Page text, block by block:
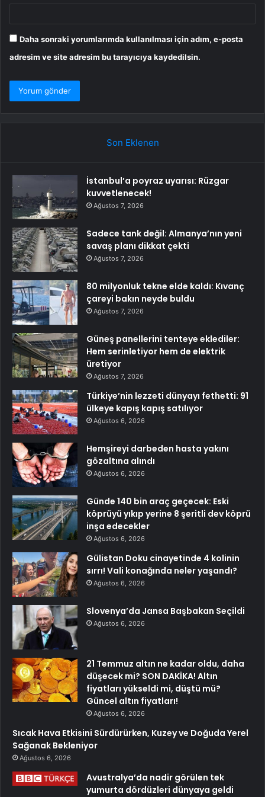
Daha sonraki yorumlarımda kullanılması için adım, e-posta
adresim ve site adresim bu tarayıcıya kaydedilsin.
Son Eklenen
İstanbul’a poyraz uyarısı: Rüzgar
kuvvetlenecek!
Ağustos 7, 2026
Sadece tank değil: Almanya’nın yeni
savaş planı dikkat çekti
Ağustos 7, 2026
80 milyonluk tekne elde kaldı: Kıvanç
çareyi bakın neyde buldu
Ağustos 7, 2026
Güneş panellerini tenteye eklediler:
Hem serinletiyor hem de elektrik
üretiyor
Ağustos 7, 2026
Türkiye’nin lezzeti dünyayı fethetti: 91
ülkeye kapış kapış satılıyor
Ağustos 6, 2026
Hemşireyi darbeden hasta yakını
gözaltına alındı
Ağustos 6, 2026
Günde 140 bin araç geçecek: Eski
köprüyü yıkıp yerine 8 şeritli dev köprü
inşa edecekler
Ağustos 6, 2026
Gülistan Doku cinayetinde 4 kolinin
sırrı! Vali konağında neler yaşandı?
Ağustos 6, 2026
Slovenya’da Jansa Başbakan Seçildi
Ağustos 6, 2026
21 Temmuz altın ne kadar oldu, daha
düşecek mi? SON DAKİKA! Altın
fiyatları yükseldi mi, düştü mü?
Güncel altın fiyatları!
Ağustos 6, 2026
Sıcak Hava Etkisini Sürdürürken, Kuzey ve Doğuda Yerel
Sağanak Bekleniyor
Ağustos 6, 2026
Avustralya’da nadir görülen tek
yumurta dördüzleri dünyaya geldi